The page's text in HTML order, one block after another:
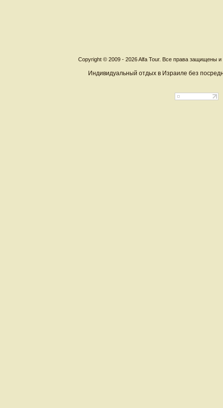
Copyright © 2009 - 2026 Alfa Tour. Все права защищены и
Индивидуальный отдых в Израиле без